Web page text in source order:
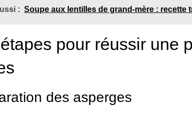
: Soupe aux lentilles de grand-mère : recette
pour réussir une
des asperges